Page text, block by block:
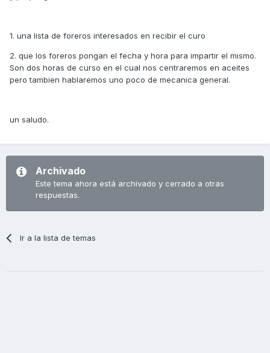
1. una lista de foreros interesados en recibir el curo
2. que los foreros pongan el fecha y hora para impartir el mismo.
Son dos horas de curso en el cual nos centraremos en aceites
pero tambien hablaremos uno poco de mecanica general.
un saludo.
Archivado
Este tema ahora está archivado y cerrado a otras
respuestas.
Ir a la lista de temas